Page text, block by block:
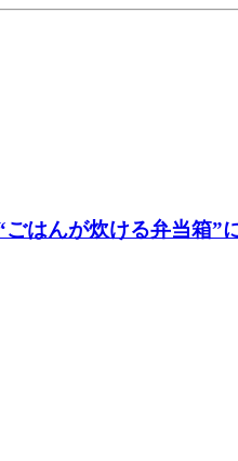
ごはんが炊ける弁当箱